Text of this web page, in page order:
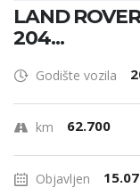
LAND
204...
Godište vozila
km 62.700
Objavljen